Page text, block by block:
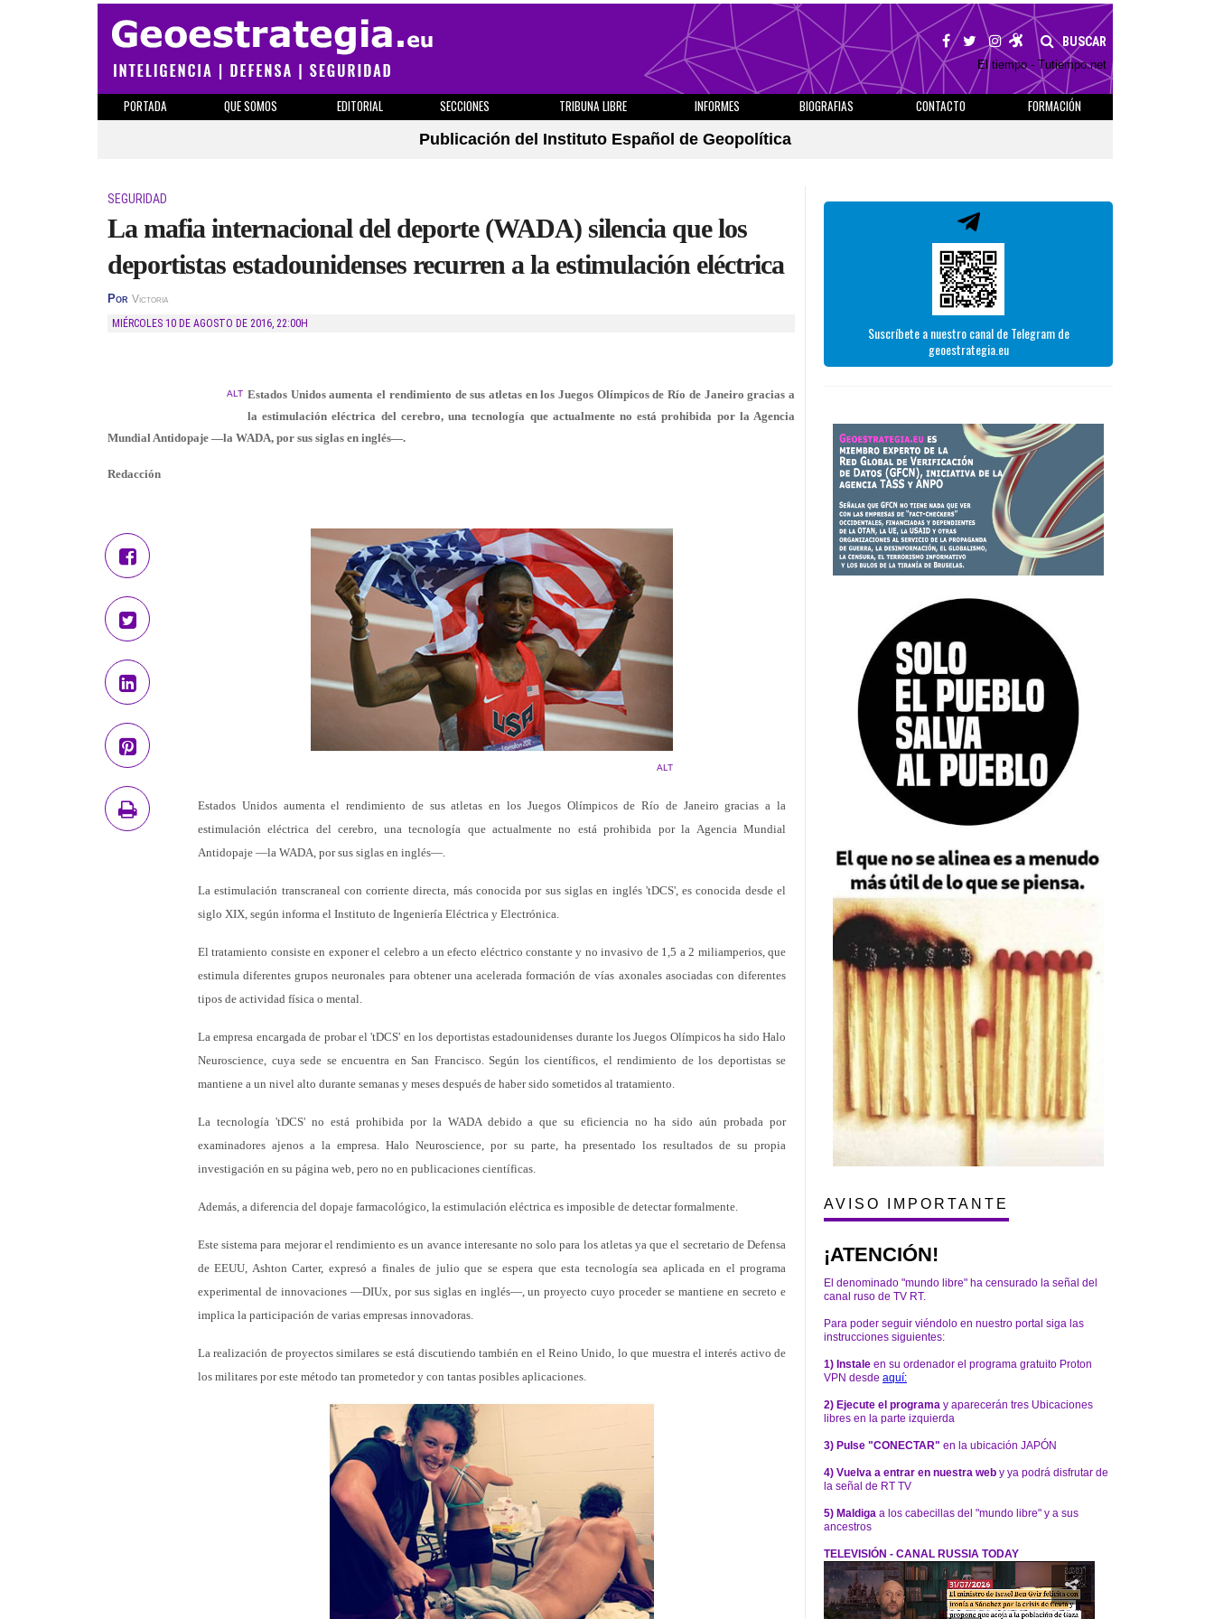
BUSCAR
El tiempo - Tutiempo.net
PORTADA QUE SOMOS EDITORIAL SECCIONES TRIBUNA LIBRE INFORMES BIOGRAFIAS CONTACTO
FORMACIÓN
Publicación del Instituto Español de Geopolítica
SEGURIDAD
La mafia internacional del deporte (WADA) silencia que los
deportistas estadounidenses recurren a la estimulación eléctrica
Por Victoria
MIÉRCOLES 10 DE AGOSTO DE 2016, 22:00H
ALT Estados Unidos aumenta el rendimiento de sus atletas en los Juegos Olímpicos de Río de Janeiro gracias a
la estimulación eléctrica del cerebro, una tecnología que actualmente no está prohibida por la Agencia
Mundial Antidopaje —la WADA, por sus siglas en inglés—.
Redacción
ALT
Estados Unidos aumenta el rendimiento de sus atletas en los Juegos Olímpicos de Río de Janeiro gracias a la
estimulación eléctrica del cerebro, una tecnología que actualmente no está prohibida por la Agencia Mundial
Antidopaje —la WADA, por sus siglas en inglés—.
La estimulación transcraneal con corriente directa, más conocida por sus siglas en inglés 'tDCS', es conocida desde el
siglo XIX, según informa el Instituto de Ingeniería Eléctrica y Electrónica.
El tratamiento consiste en exponer el celebro a un efecto eléctrico constante y no invasivo de 1,5 a 2 miliamperios, que
estimula diferentes grupos neuronales para obtener una acelerada formación de vías axonales asociadas con diferentes
tipos de actividad física o mental.
La empresa encargada de probar el 'tDCS' en los deportistas estadounidenses durante los Juegos Olímpicos ha sido Halo
Neuroscience, cuya sede se encuentra en San Francisco. Según los científicos, el rendimiento de los deportistas se
mantiene a un nivel alto durante semanas y meses después de haber sido sometidos al tratamiento.
La tecnología 'tDCS' no está prohibida por la WADA debido a que su eficiencia no ha sido aún probada por
examinadores ajenos a la empresa. Halo Neuroscience, por su parte, ha presentado los resultados de su propia
investigación en su página web, pero no en publicaciones científicas.
Además, a diferencia del dopaje farmacológico, la estimulación eléctrica es imposible de detectar formalmente.
Este sistema para mejorar el rendimiento es un avance interesante no solo para los atletas ya que el secretario de Defensa
de EEUU, Ashton Carter, expresó a finales de julio que se espera que esta tecnología sea aplicada en el programa
experimental de innovaciones —DIUx, por sus siglas en inglés—, un proyecto cuyo proceder se mantiene en secreto e
implica la participación de varias empresas innovadoras.
La realización de proyectos similares se está discutiendo también en el Reino Unido, lo que muestra el interés activo de
los militares por este método tan prometedor y con tantas posibles aplicaciones.
Suscríbete a nuestro canal de Telegram de
geoestrategia.eu
AVISO IMPORTANTE
¡ATENCIÓN!
El denominado "mundo libre" ha censurado la señal del
canal ruso de TV RT.
Para poder seguir viéndolo en nuestro portal siga las
instrucciones siguientes:
1) Instale en su ordenador el programa gratuito Proton
VPN desde aquí:
2) Ejecute el programa y aparecerán tres Ubicaciones
libres en la parte izquierda
3) Pulse "CONECTAR" en la ubicación JAPÓN
4) Vuelva a entrar en nuestra web y ya podrá disfrutar de
la señal de RT TV
5) Maldiga a los cabecillas del "mundo libre" y a sus
ancestros
TELEVISIÓN - CANAL RUSSIA TODAY